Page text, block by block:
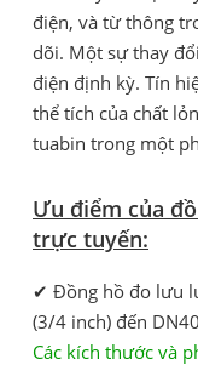
điện, và từ thông
dõi. Một sự thay
điện định kỳ. Tín
thể tích của chất
tuabin trong một
Ưu điểm của
trực tuyến:
✔ Đồng hồ đo lưu
(3/4 inch) đến
Các kích thước và